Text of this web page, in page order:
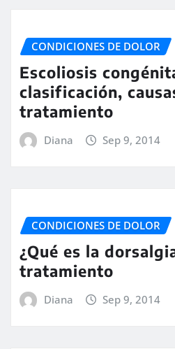
CONDICIONES DE DOLOR
Escoliosis
clasificación,
tratamiento
Diana Sep 9, 2014
CONDICIONES DE DOLOR
¿Qué es la
tratamiento
Diana Sep 9, 2014